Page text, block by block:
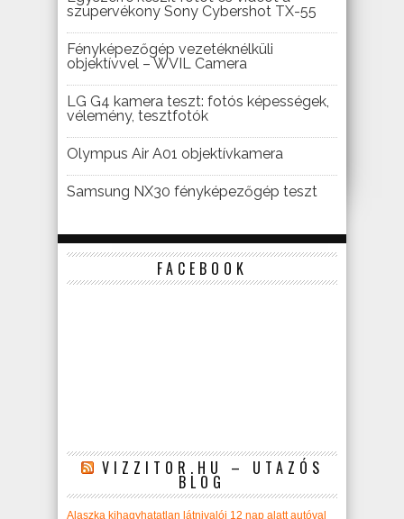
szupervékony Sony Cybershot TX-55
Fényképezőgép vezetéknélküli
objektívvel – WVIL Camera
LG G4 kamera teszt: fotós képességek,
vélemény, tesztfotók
Olympus Air A01 objektívkamera
Samsung NX30 fényképezőgép teszt
FACEBOOK
VIZZITOR.HU – UTAZÓS
BLOG
Alaszka kihagyhatatlan látnivalói 12 nap alatt autóval